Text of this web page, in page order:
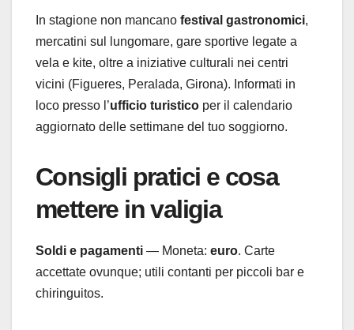
In stagione non mancano festival gastronomici,
mercatini sul lungomare, gare sportive legate a
vela e kite, oltre a iniziative culturali nei centri
vicini (Figueres, Peralada, Girona). Informati in
loco presso l’ufficio turistico per il calendario
aggiornato delle settimane del tuo soggiorno.
Consigli pratici e cosa
mettere in valigia
Soldi e pagamenti — Moneta: euro. Carte
accettate ovunque; utili contanti per piccoli bar e
chiringuitos.